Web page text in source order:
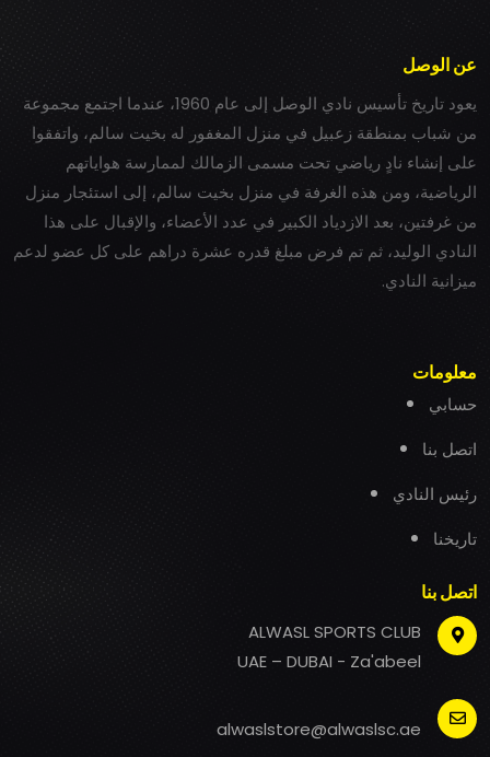
عن الوصل
يعود تاريخ تأسيس نادي الوصل إلى عام 1960، عندما اجتمع مجموعة
من شباب بمنطقة زعبيل في منزل المغفور له بخيت سالم، واتفقوا
على إنشاء نادٍ رياضي تحت مسمى الزمالك لممارسة هواياتهم
الرياضية، ومن هذه الغرفة في منزل بخيت سالم، إلى استئجار منزل
من غرفتين، بعد الازدياد الكبير في عدد الأعضاء، والإقبال على هذا
النادي الوليد، ثم تم فرض مبلغ قدره عشرة دراهم على كل عضو لدعم
ميزانية النادي.
معلومات
حسابي
اتصل بنا
رئيس النادي
تاريخنا
اتصل بنا
ALWASL SPORTS CLUB
UAE – DUBAI - Za'abeel
alwaslstore@alwaslsc.ae